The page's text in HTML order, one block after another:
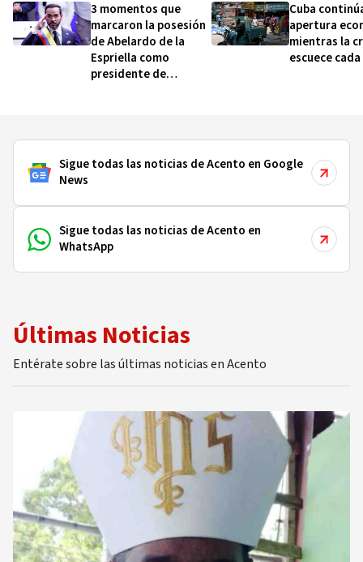
3 momentos que
marcaron la posesión
de Abelardo de la
Espriella como
presidente de
Cuba
apertura
mientras la
escuece
Sigue todas las noticias de Acento en Google
News
Sigue todas las noticias de Acento en
WhatsApp